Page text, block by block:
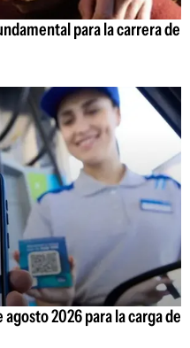
para la carrera de
2026 para la carga de